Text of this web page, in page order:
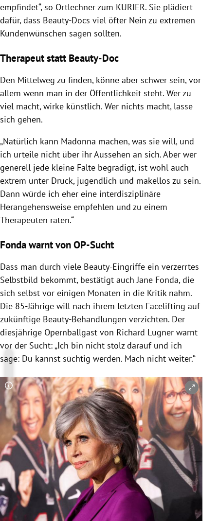
empfindet“, so Ortlechner zum KURIER. Sie plädiert
dafür, dass Beauty-Docs viel öfter Nein zu extremen
Kundenwünschen sagen sollten.
Therapeut statt Beauty-Doc
Den Mittelweg zu finden, könne aber schwer sein, vor
allem wenn man in der Öffentlichkeit steht. Wer zu
viel macht, wirke künstlich. Wer nichts macht, lasse
sich gehen.
„Natürlich kann Madonna machen, was sie will, und
ich urteile nicht über ihr Aussehen an sich. Aber wer
generell jede kleine Falte begradigt, ist wohl auch
extrem unter Druck, jugendlich und makellos zu sein.
Dann würde ich eher eine interdisziplinäre
Herangehensweise empfehlen und zu einem
Therapeuten raten.“
Fonda warnt von OP-Sucht
Dass man durch viele Beauty-Eingriffe ein verzerrtes
Selbstbild bekommt, bestätigt auch Jane Fonda, die
sich selbst vor einigen Monaten in die Kritik nahm.
Die 85-Jährige will nach ihrem letzten Facelifting auf
zukünftige Beauty-Behandlungen verzichten. Der
diesjährige Opernballgast von Richard Lugner warnt
vor der Sucht: „Ich bin nicht stolz darauf und ich
sage: Du kannst süchtig werden. Mach nicht weiter.“
Copyright-Hinweis öffnen/schließen